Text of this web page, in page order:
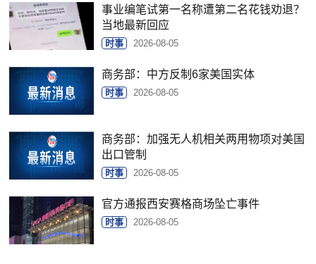
事业编笔试第一名称遭第二名花钱劝退？
当地最新回应
时事 2026-08-05
商务部：中方反制6家美国实体
时事 2026-08-05
商务部：加强无人机相关两用物项对美国
出口管制
时事 2026-08-05
官方通报西安赛格商场坠亡事件
时事 2026-08-05